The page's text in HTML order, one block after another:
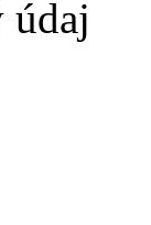
údaj